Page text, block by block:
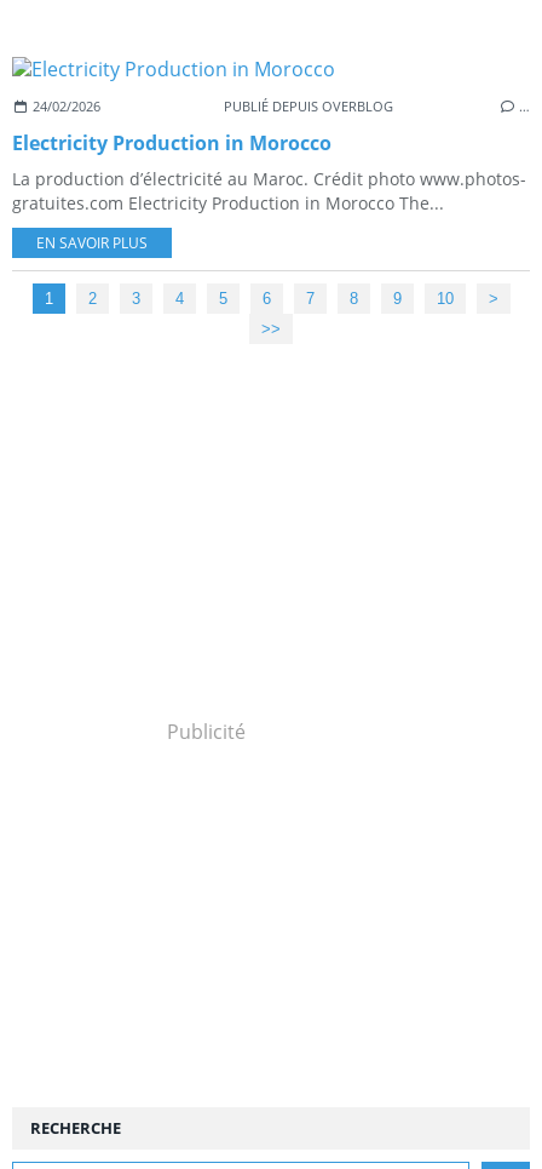
24/02/2026 PUBLIÉ DEPUIS OVERBLOG …
Electricity Production in Morocco
La production d’électricité au Maroc. Crédit photo www.photos-
gratuites.com Electricity Production in Morocco The...
EN SAVOIR PLUS
1 2 3 4 5 6 7 8 9 10 20
>
>>
Publicité
RECHERCHE